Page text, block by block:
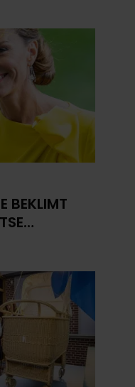
BEKLIMT